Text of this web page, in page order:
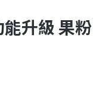
升級 果粉